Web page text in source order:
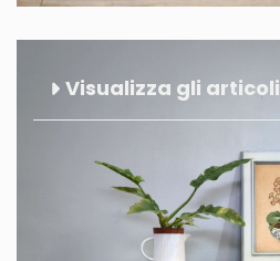
Visualizza gli articoli